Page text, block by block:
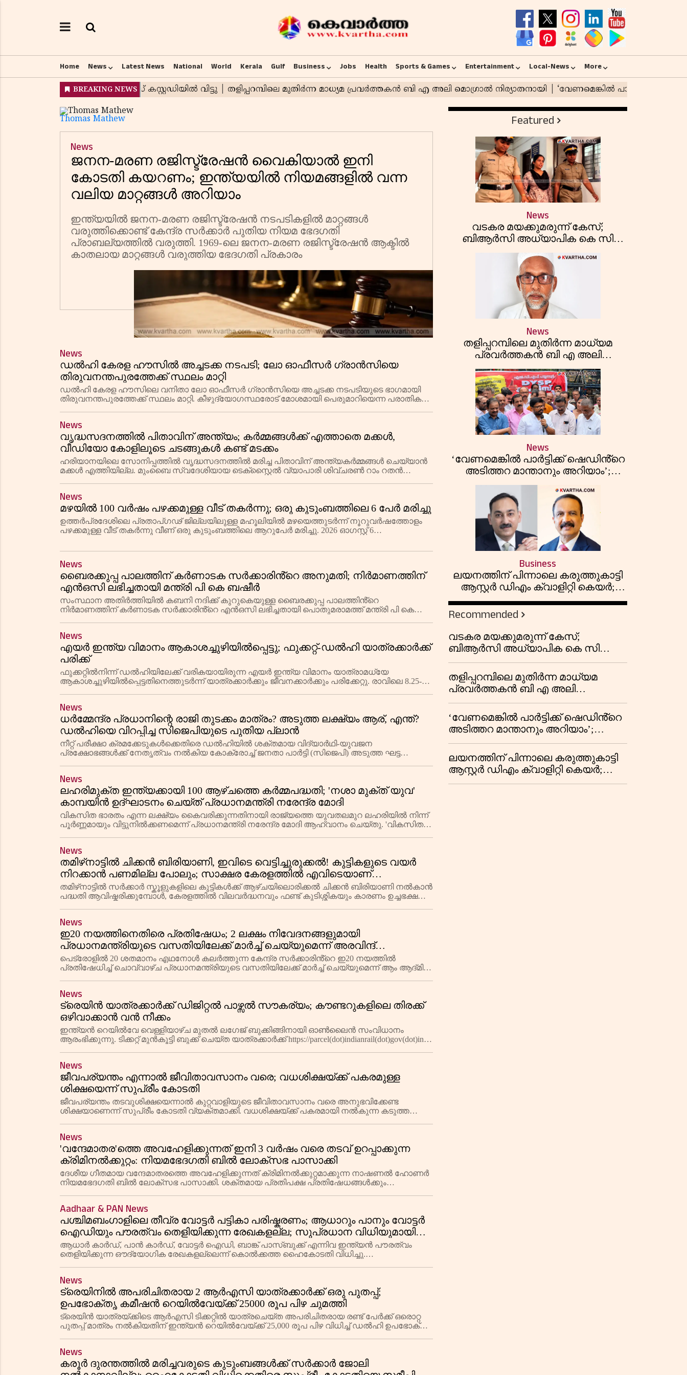
Home News Latest News National World Kerala Gulf Business Jobs Health Sports & Games Entertainment Local-News More
Thomas Mathew
News
ജനന-മരണ രജിസ്ട്രേഷൻ വൈകിയാൽ ഇനി
കോടതി കയറണം; ഇന്ത്യയിൽ നിയമങ്ങളിൽ വന്ന
വലിയ മാറ്റങ്ങൾ അറിയാം
ഇന്ത്യയിൽ ജനന-മരണ രജിസ്ട്രേഷൻ നടപടികളിൽ മാറ്റങ്ങൾ
വരുത്തിക്കൊണ്ട് കേന്ദ്ര സർക്കാർ പുതിയ നിയമ ഭേദഗതി
പ്രാബല്യത്തിൽ വരുത്തി. 1969-ലെ ജനന-മരണ രജിസ്ട്രേഷൻ ആക്ടിൽ
കാതലായ മാറ്റങ്ങൾ വരുത്തിയ ഭേദഗതി പ്രകാരം
News
ഡൽഹി കേരള ഹൗസിൽ അച്ചടക്ക നടപടി; ലോ ഓഫീസർ ഗ്രാൻസിയെ
തിരുവനന്തപുരത്തേക്ക് സ്ഥലം മാറ്റി
ഡൽഹി കേരള ഹൗസിലെ വനിതാ ലോ ഓഫീസർ ഗ്രാൻസിയെ അച്ചടക്ക നടപടിയുടെ ഭാഗമായി
തിരുവനന്തപുരത്തേക്ക് സ്ഥലം മാറ്റി. കീഴുദ്യോഗസ്ഥരോട് മോശമായി പെരുമാറിയെന്ന പരാതികളെ
News
വൃദ്ധസദനത്തിൽ പിതാവിന് അന്ത്യം; കർമ്മങ്ങൾക്ക് എത്താതെ മക്കൾ,
വീഡിയോ കോളിലൂടെ ചടങ്ങുകൾ കണ്ട് മടക്കം
ഹരിയാനയിലെ സോനിപ്പത്തിൽ വൃദ്ധസദനത്തിൽ മരിച്ച പിതാവിന് അന്ത്യകർമ്മങ്ങൾ ചെയ്യാൻ
മക്കൾ എത്തിയില്ല. മുംബൈ സ്വദേശിയായ ടെക്സ്റ്റൈൽ വ്യാപാരി ശിവ്ചരൺ റാം റതൻ
News
മഴയിൽ 100 വർഷം പഴക്കമുള്ള വീട് തകർന്നു; ഒരു കുടുംബത്തിലെ 6 പേർ മരിച്ചു
ഉത്തർപ്രദേശിലെ പ്രതാപ്ഗഢ് ജില്ലയിലുള്ള മഹൂലിയിൽ മഴയെത്തുടർന്ന് നൂറുവർഷത്തോളം
പഴക്കമുള്ള വീട് തകർന്നു വീണ് ഒരു കുടുംബത്തിലെ ആറുപേർ മരിച്ചു. 2026 ഓഗസ്റ്റ് 6
News
ബൈരക്കുപ്പ പാലത്തിന് കർണാടക സർക്കാരിൻ്റെ അനുമതി; നിർമാണത്തിന്
എൻഒസി ലഭിച്ചതായി മന്ത്രി പി കെ ബഷീർ
സംസ്ഥാന അതിർത്തിയിൽ കബനി നദിക്ക് കുറുകെയുള്ള ബൈരക്കുപ്പ പാലത്തിൻ്റെ
നിർമാണത്തിന് കർണാടക സർക്കാരിൻ്റെ എൻഒസി ലഭിച്ചതായി പൊതുമരാമത്ത് മന്ത്രി പി കെ
News
എയർ ഇന്ത്യ വിമാനം ആകാശച്ചുഴിയിൽപ്പെട്ടു; ഫുക്കറ്റ്-ഡൽഹി യാത്രക്കാർക്ക്
പരിക്ക്
ഫുക്കറ്റിൽനിന്ന് ഡൽഹിയിലേക്ക് വരികയായിരുന്ന എയർ ഇന്ത്യ വിമാനം യാത്രാമധ്യേ
ആകാശച്ചുഴിയിൽപ്പെട്ടതിനെത്തുടർന്ന് യാത്രക്കാർക്കും ജീവനക്കാർക്കും പരിക്കേറ്റു. രാവിലെ 8.25-ന്
News
ധർമ്മേന്ദ്ര പ്രധാനിന്റെ രാജി തുടക്കം മാത്രം? അടുത്ത ലക്ഷ്യം ആര്, എന്ത്?
ഡൽഹിയെ വിറപ്പിച്ച സിജെപിയുടെ പുതിയ പ്ലാൻ
നീറ്റ് പരീക്ഷാ ക്രമക്കേടുകൾക്കെതിരെ ഡൽഹിയിൽ ശക്തമായ വിദ്യാർഥി-യുവജന
പ്രക്ഷോഭങ്ങൾക്ക് നേതൃത്വം നൽകിയ കോക്രോച്ച് ജനതാ പാർട്ടി (സിജെപി) അടുത്ത ഘട്ട
News
ലഹരിമുക്ത ഇന്ത്യക്കായി 100 ആഴ്ചത്തെ കർമ്മപദ്ധതി; 'നശാ മുക്ത് യുവ'
കാമ്പയിൻ ഉദ്ഘാടനം ചെയ്ത് പ്രധാനമന്ത്രി നരേന്ദ്ര മോദി
വികസിത ഭാരതം എന്ന ലക്ഷ്യം കൈവരിക്കുന്നതിനായി രാജ്യത്തെ യുവതലമുറ ലഹരിയിൽ നിന്ന്
പൂർണ്ണമായും വിട്ടുനിൽക്കണമെന്ന് പ്രധാനമന്ത്രി നരേന്ദ്ര മോദി ആഹ്വാനം ചെയ്തു. 'വികസിത
News
തമിഴ്‌നാട്ടിൽ ചിക്കൻ ബിരിയാണി, ഇവിടെ വെട്ടിച്ചുരുക്കൽ! കുട്ടികളുടെ വയർ
നിറക്കാൻ പണമില്ല പോലും; സാക്ഷര കേരളത്തിൽ എവിടെയാണ്
ചുവടുപിഴച്ചത്?
തമിഴ്‌നാട്ടിൽ സർക്കാർ സ്കൂളുകളിലെ കുട്ടികൾക്ക് ആഴ്ചയിലൊരിക്കൽ ചിക്കൻ ബിരിയാണി നൽകാൻ
പദ്ധതി ആവിഷ്കരിക്കുമ്പോൾ, കേരളത്തിൽ വിലവർദ്ധനവും ഫണ്ട് കുടിശ്ശികയും കാരണം ഉച്ചഭക്ഷണ
News
ഇ20 നയത്തിനെതിരെ പ്രതിഷേധം; 2 ലക്ഷം നിവേദനങ്ങളുമായി
പ്രധാനമന്ത്രിയുടെ വസതിയിലേക്ക് മാർച്ച് ചെയ്യുമെന്ന് അരവിന്ദ്
കെജ്‌രിവാൾ
പെട്രോളിൽ 20 ശതമാനം എഥനോൾ കലർത്തുന്ന കേന്ദ്ര സർക്കാരിൻ്റെ ഇ20 നയത്തിൽ
പ്രതിഷേധിച്ച് ചൊവ്വാഴ്ച പ്രധാനമന്ത്രിയുടെ വസതിയിലേക്ക് മാർച്ച് ചെയ്യുമെന്ന് ആം ആദ്മി
News
ട്രെയിൻ യാത്രക്കാർക്ക് ഡിജിറ്റൽ പാഴ്സൽ സൗകര്യം; കൗണ്ടറുകളിലെ തിരക്ക്
ഒഴിവാക്കാൻ വൻ നീക്കം
ഇന്ത്യൻ റെയിൽവേ വെള്ളിയാഴ്ച മുതൽ ലഗേജ് ബുക്കിങ്ങിനായി ഓൺലൈൻ സംവിധാനം
ആരംഭിക്കുന്നു. ടിക്കറ്റ് മുൻകൂട്ടി ബുക്ക് ചെയ്ത യാത്രക്കാർക്ക് https://parcel(dot)indianrail(dot)gov(dot)in/
News
ജീവപര്യന്തം എന്നാൽ ജീവിതാവസാനം വരെ; വധശിക്ഷയ്ക്ക് പകരമുള്ള
ശിക്ഷയെന്ന് സുപ്രീം കോടതി
ജീവപര്യന്തം തടവുശിക്ഷയെന്നാൽ കുറ്റവാളിയുടെ ജീവിതാവസാനം വരെ അനുഭവിക്കേണ്ട
ശിക്ഷയാണെന്ന് സുപ്രീം കോടതി വ്യക്തമാക്കി. വധശിക്ഷയ്ക്ക് പകരമായി നൽകുന്ന കടുത്ത
News
'വന്ദേമാതര'ത്തെ അവഹേളിക്കുന്നത് ഇനി 3 വർഷം വരെ തടവ് ഉറപ്പാക്കുന്ന
ക്രിമിനൽക്കുറ്റം: നിയമഭേദഗതി ബിൽ ലോക്സഭ പാസാക്കി
ദേശീയ ഗീതമായ വന്ദേമാതരത്തെ അവഹേളിക്കുന്നത് ക്രിമിനൽക്കുറ്റമാക്കുന്ന നാഷണൽ ഹോണർ
നിയമഭേദഗതി ബിൽ ലോക്സഭ പാസാക്കി. ശക്തമായ പ്രതിപക്ഷ പ്രതിഷേധങ്ങൾക്കും
Aadhaar & PAN News
പശ്ചിമബംഗാളിലെ തീവ്ര വോട്ടർ പട്ടികാ പരിഷ്കരണം; ആധാറും പാനും വോട്ടർ
ഐഡിയും പൗരത്വം തെളിയിക്കുന്ന രേഖകളല്ല; സുപ്രധാന വിധിയുമായി
കൊൽക്കത്ത ഹൈകോടതി
ആധാർ കാർഡ്, പാൻ കാർഡ്, വോട്ടർ ഐഡി, ബാങ്ക് പാസ്ബുക്ക് എന്നിവ ഇന്ത്യൻ പൗരത്വം
തെളിയിക്കുന്ന ഔദ്യോഗിക രേഖകളല്ലെന്ന് കൊൽക്കത്ത ഹൈകോടതി വിധിച്ചു.
News
ട്രെയിനിൽ അപരിചിതരായ 2 ആർഎസി യാത്രക്കാർക്ക് ഒരു പുതപ്പ്;
ഉപഭോക്തൃ കമീഷൻ റെയിൽവേയ്ക്ക് 25000 രൂപ പിഴ ചുമത്തി
ട്രെയിൻ യാത്രയ്ക്കിടെ ആർഎസി ടിക്കറ്റിൽ യാത്രചെയ്‌ത അപരിചിതരായ രണ്ട് പേർക്ക് ഒരൊറ്റ
പുതപ്പ് മാത്രം നൽകിയതിന് ഇന്ത്യൻ റെയിൽവേയ്ക്ക് 25,000 രൂപ പിഴ വിധിച്ച് ഡൽഹി ഉപഭോക്തൃ
News
കരൂർ ദുരന്തത്തിൽ മരിച്ചവരുടെ കുടുംബങ്ങൾക്ക് സർക്കാർ ജോലി
Featured
News
വടകര മയക്കുമരുന്ന് കേസ്;
ബിആർസി അധ്യാപിക കെ സി
കീർത്തനയെ പോലീസ് കസ്റ്റഡിയിൽ
വിട്ടു
News
തളിപ്പറമ്പിലെ മുതിർന്ന മാധ്യമ
പ്രവർത്തകൻ ബി എ അലി
മൊഗ്രാൽ നിര്യാതനായി
News
‘വേണമെങ്കിൽ പാർട്ടിക്ക് ഷെഡിൻ്റെ
അടിത്തറ മാന്താനും അറിയാം’;
പയ്യന്നൂരിൽ വിവാദ
പ്രസംഗവുമായി കെ കെ രാഗേഷ്
Business
ലയനത്തിന് പിന്നാലെ കരുത്തുകാട്ടി
ആസ്റ്റർ ഡിഎം ക്വാളിറ്റി കെയർ;
പ്രവർത്തന ലാഭത്തിൽ 30
ശതമാനത്തിൻ്റെ വളർച്ച,
കുതിപ്പ് രേഖപ്പെടുത്തി ആദ്യ പാദ
റിപ്പോർട്ട് പുറത്ത്
Recommended
വടകര മയക്കുമരുന്ന് കേസ്;
ബിആർസി അധ്യാപിക കെ സി
കീർത്തനയെ പോലീസ് കസ്റ്റഡിയിൽ
വിട്ടു
തളിപ്പറമ്പിലെ മുതിർന്ന മാധ്യമ
പ്രവർത്തകൻ ബി എ അലി
മൊഗ്രാൽ നിര്യാതനായി
‘വേണമെങ്കിൽ പാർട്ടിക്ക് ഷെഡിൻ്റെ
അടിത്തറ മാന്താനും അറിയാം’;
പയ്യന്നൂരിൽ വിവാദ
പ്രസംഗവുമായി കെ കെ രാഗേഷ്
ലയനത്തിന് പിന്നാലെ കരുത്തുകാട്ടി
ആസ്റ്റർ ഡിഎം ക്വാളിറ്റി കെയർ;
പ്രവർത്തന ലാഭത്തിൽ 30